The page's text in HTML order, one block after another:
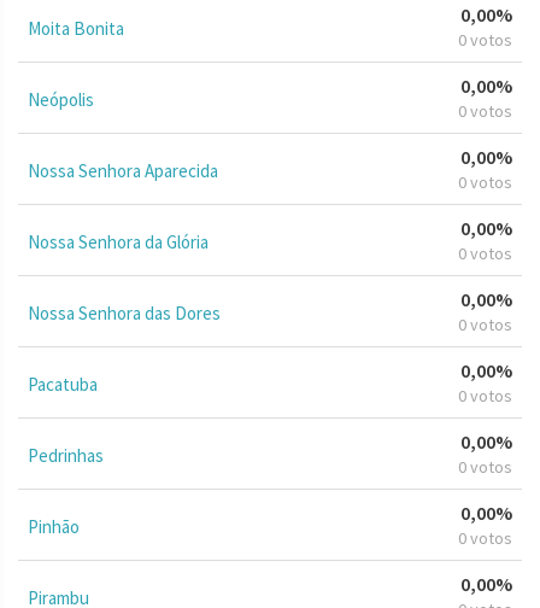
Moita Bonita
0,00%
0 votos
Neópolis
0,00%
0 votos
Nossa Senhora Aparecida
0,00%
0 votos
Nossa Senhora da Glória
0,00%
0 votos
Nossa Senhora das Dores
0,00%
0 votos
Pacatuba
0,00%
0 votos
Pedrinhas
0,00%
0 votos
Pinhão
0,00%
0 votos
Pirambu
0,00%